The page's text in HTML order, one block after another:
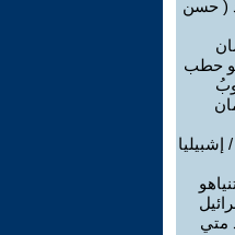
‏( حسن
حطب
متي